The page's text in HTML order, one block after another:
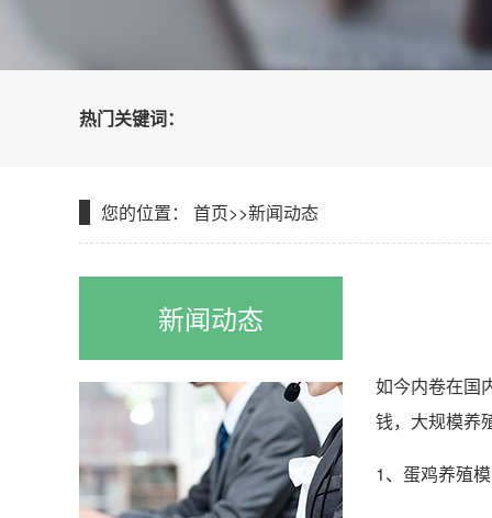
热门关键词：
您的位置： 首页>>新闻动态
新闻动态
如今内卷在国
钱，大规模养
1、蛋鸡养殖